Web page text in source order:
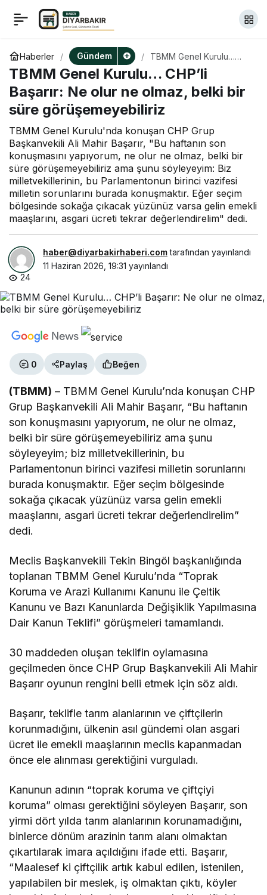
Haberler Gündem
TBMM Genel Kurulu…
CHP’li Başarır: Ne olur ne
olmaz, belki bir süre
görüşemeyebiliriz
TBMM Genel Kurulu… CHP’li
Başarır: Ne olur ne olmaz, belki bir
süre görüşemeyebiliriz
TBMM Genel Kurulu'nda konuşan CHP Grup
Başkanvekili Ali Mahir Başarır, "Bu haftanın son
konuşmasını yapıyorum, ne olur ne olmaz, belki bir
süre görüşemeyebiliriz ama şunu söyleyeyim: Biz
milletvekillerinin, bu Parlamentonun birinci vazifesi
milletin sorunlarını burada konuşmaktır. Eğer seçim
bölgesinde sokağa çıkacak yüzünüz varsa gelin emekli
maaşlarını, asgari ücreti tekrar değerlendirelim" dedi.
haber@diyarbakirhaberi.comtarafından yayınlandı
11 Haziran 2026, 19:31 yayınlandı
24
0 Paylaş Beğen
(TBMM) – TBMM Genel Kurulu’nda konuşan CHP
Grup Başkanvekili Ali Mahir Başarır, “Bu haftanın
son konuşmasını yapıyorum, ne olur ne olmaz,
belki bir süre görüşemeyebiliriz ama şunu
söyleyeyim; biz milletvekillerinin, bu
Parlamentonun birinci vazifesi milletin sorunlarını
burada konuşmaktır. Eğer seçim bölgesinde
sokağa çıkacak yüzünüz varsa gelin emekli
maaşlarını, asgari ücreti tekrar değerlendirelim”
dedi.
Meclis Başkanvekili Tekin Bingöl başkanlığında
toplanan TBMM Genel Kurulu’nda “Toprak
Koruma ve Arazi Kullanımı Kanunu ile Çeltik
Kanunu ve Bazı Kanunlarda Değişiklik Yapılmasına
Dair Kanun Teklifi” görüşmeleri tamamlandı.
30 maddeden oluşan teklifin oylamasına
geçilmeden önce CHP Grup Başkanvekili Ali Mahir
Başarır oyunun rengini belli etmek için söz aldı.
Başarır, teklifle tarım alanlarının ve çiftçilerin
korunmadığını, ülkenin asıl gündemi olan asgari
ücret ile emekli maaşlarının meclis kapanmadan
önce ele alınması gerektiğini vurguladı.
Kanunun adının “toprak koruma ve çiftçiyi
koruma” olması gerektiğini söyleyen Başarır, son
yirmi dört yılda tarım alanlarının korunamadığını,
binlerce dönüm arazinin tarım alanı olmaktan
çıkartılarak imara açıldığını ifade etti. Başarır,
“Maalesef ki çiftçilik artık kabul edilen, istenilen,
yapılabilen bir meslek, iş olmaktan çıktı, köyler
Tarım arazilerinin
kooperatifler tarafından
edinilmesini yasaklayan
ve alkol düzenlemelerini
içeren kanun teklifi
TBMM Genel Kurulu’nda
kabul edildi
Paylaş